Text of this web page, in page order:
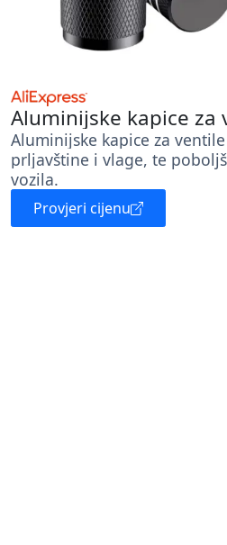
Aluminijske kapice za
Aluminijske kapice za
prljavštine i vlage, te
vozila.
Provjeri cijenu